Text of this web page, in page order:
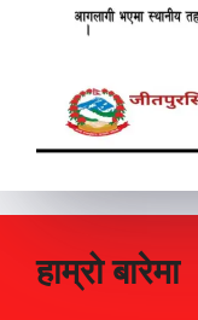
हाम्रो बारेमा